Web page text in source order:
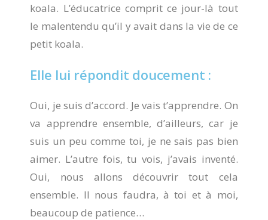
koala. L’éducatrice comprit ce jour-là tout
le malentendu qu’il y avait dans la vie de ce
petit koala.
Elle lui répondit doucement :
Oui, je suis d’accord. Je vais t’apprendre. On
va apprendre ensemble, d’ailleurs, car je
suis un peu comme toi, je ne sais pas bien
aimer. L’autre fois, tu vois, j’avais inventé.
Oui, nous allons découvrir tout cela
ensemble. Il nous faudra, à toi et à moi,
beaucoup de patience…